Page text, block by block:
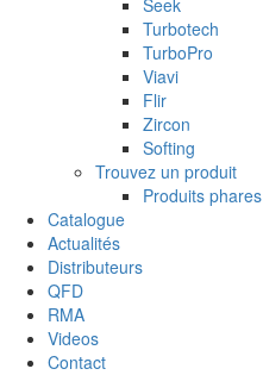
Seek
Turbotech
TurboPro
Viavi
Flir
Zircon
Softing
Trouvez un produit
Produits phares
Catalogue
Actualités
Distributeurs
QFD
RMA
Videos
Contact